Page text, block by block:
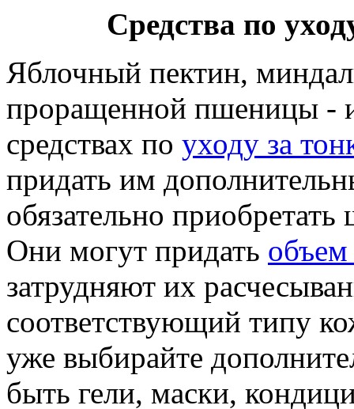
Средства по
Яблочный пектин,
проращенной пшеницы -
средствах по уходу за
придать им
обязательно
Они могут придать
затрудняют их
соответствующий типу
уже выбирайте
быть гели, маски,